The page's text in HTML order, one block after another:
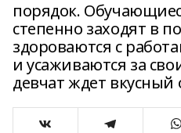
порядок.
степенно заходят в
здороваются с
и усаживаются за
девчат ждет вкусный